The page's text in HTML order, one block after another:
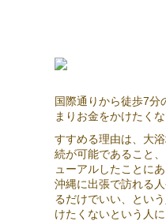
国際通りから徒歩7分
まりお金をかけたく
すすめる理由は、大
続が可能であること
ューアルしたことに
沖縄に出張で訪れる
るだけでいい、とい
けたくないという人